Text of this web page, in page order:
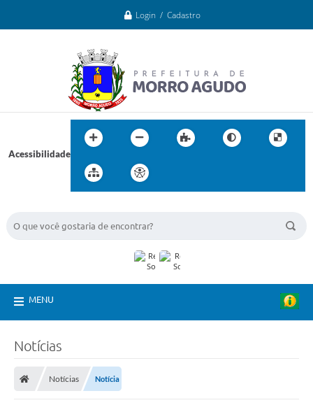
Login / Cadastro
Acessibilidade
MENU
Notícias
Notícias Notícia